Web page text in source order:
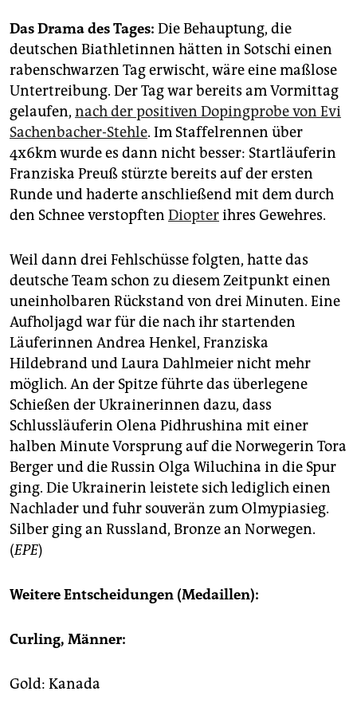
Das Drama des Tages: Die Behauptung, die
deutschen Biathletinnen hätten in Sotschi einen
rabenschwarzen Tag erwischt, wäre eine maßlose
Untertreibung. Der Tag war bereits am Vormittag
gelaufen, nach der positiven Dopingprobe von Evi
Sachenbacher-Stehle. Im Staffelrennen über
4x6km wurde es dann nicht besser: Startläuferin
Franziska Preuß stürzte bereits auf der ersten
Runde und haderte anschließend mit dem durch
den Schnee verstopften Diopterihres Gewehres.
Weil dann drei Fehlschüsse folgten, hatte das
deutsche Team schon zu diesem Zeitpunkt einen
uneinholbaren Rückstand von drei Minuten. Eine
Aufholjagd war für die nach ihr startenden
Läuferinnen Andrea Henkel, Franziska
Hildebrand und Laura Dahlmeier nicht mehr
möglich. An der Spitze führte das überlegene
Schießen der Ukrainerinnen dazu, dass
Schlussläuferin Olena Pidhrushina mit einer
halben Minute Vorsprung auf die Norwegerin Tora
Berger und die Russin Olga Wiluchina in die Spur
ging. Die Ukrainerin leistete sich lediglich einen
Nachlader und fuhr souverän zum Olmypiasieg.
Silber ging an Russland, Bronze an Norwegen.
(EPE)
Weitere Entscheidungen (Medaillen):
Curling, Männer:
Gold: Kanada